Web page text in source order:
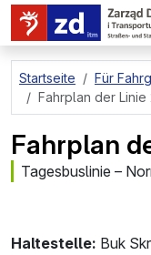
zum Hauptinhalt
Startseite Für
Fahrplan der Linie
Fahrplan
Tagesbuslinie –
Haltestelle: Buk